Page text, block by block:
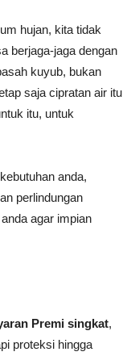
hujan, kita tidak
berjaga-jaga dengan
kuyub, bukan
saja cipratan air itu
itu, untuk
anda,
perlindungan
agar impian
Premi singkat,
proteksi hingga